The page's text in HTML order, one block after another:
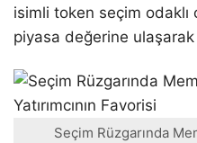
isimli token seçim odaklı
piyasa değerine
Seçim Rüzgarında